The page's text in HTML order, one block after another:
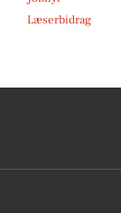
Læserbidrag